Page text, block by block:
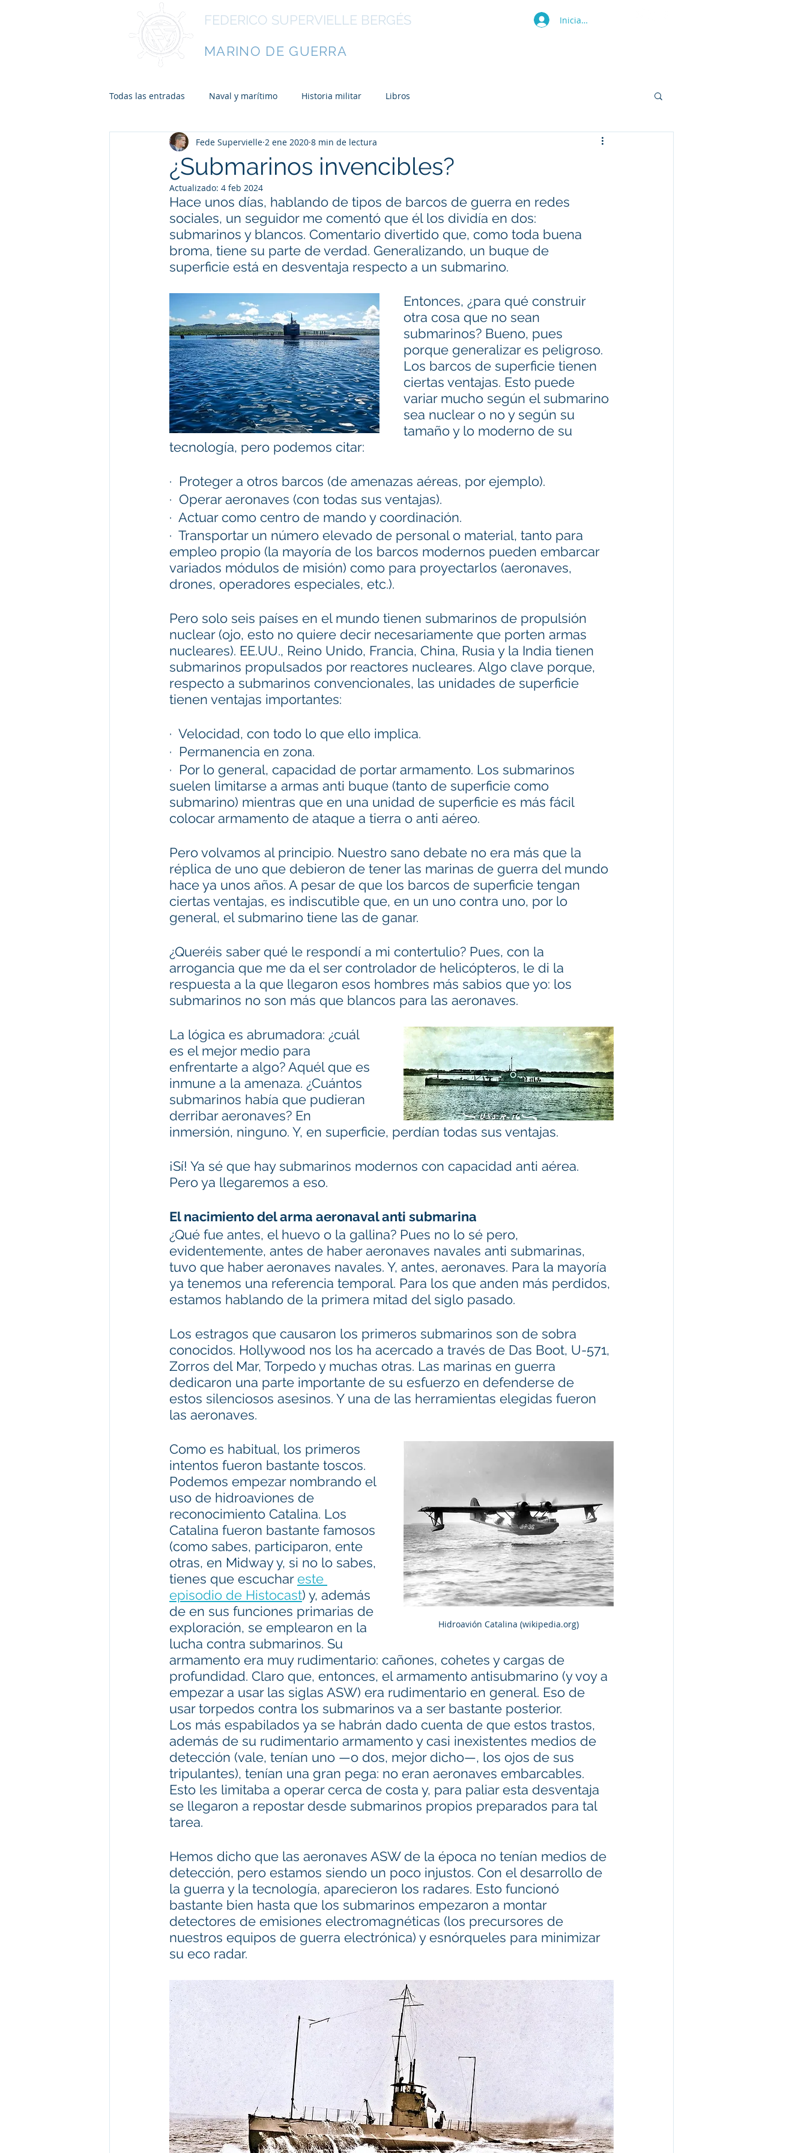
FEDERICO SUPERVIELLE BERGÉS
MARINO DE GUERRA
Iniciar sesión
Todas las entradas Naval y marítimo Historia militar Libros
¿Submarinos invencibles?
Fede Supervielle 2 ene 2020 8 min de lectura
Actualizado: 4 feb 2024
Hace unos días, hablando de tipos de barcos de guerra en redes
sociales, un seguidor me comentó que él los dividía en dos:
submarinos y blancos. Comentario divertido que, como toda buena
broma, tiene su parte de verdad. Generalizando, un buque de
superficie está en desventaja respecto a un submarino.
Entonces, ¿para qué construir
otra cosa que no sean
submarinos? Bueno, pues
porque generalizar es peligroso.
Los barcos de superficie tienen
ciertas ventajas. Esto puede
variar mucho según el submarino
sea nuclear o no y según su
tamaño y lo moderno de su
tecnología, pero podemos citar:
·  Proteger a otros barcos (de amenazas aéreas, por ejemplo).
·  Operar aeronaves (con todas sus ventajas).
·  Actuar como centro de mando y coordinación.
·  Transportar un número elevado de personal o material, tanto para
empleo propio (la mayoría de los barcos modernos pueden embarcar
variados módulos de misión) como para proyectarlos (aeronaves,
drones, operadores especiales, etc.).
Pero solo seis países en el mundo tienen submarinos de propulsión
nuclear (ojo, esto no quiere decir necesariamente que porten armas
nucleares). EE.UU., Reino Unido, Francia, China, Rusia y la India tienen
submarinos propulsados por reactores nucleares. Algo clave porque,
respecto a submarinos convencionales, las unidades de superficie
tienen ventajas importantes:
·  Velocidad, con todo lo que ello implica.
·  Permanencia en zona.
·  Por lo general, capacidad de portar armamento. Los submarinos
suelen limitarse a armas anti buque (tanto de superficie como
submarino) mientras que en una unidad de superficie es más fácil
colocar armamento de ataque a tierra o anti aéreo.
Pero volvamos al principio. Nuestro sano debate no era más que la
réplica de uno que debieron de tener las marinas de guerra del mundo
hace ya unos años. A pesar de que los barcos de superficie tengan
ciertas ventajas, es indiscutible que, en un uno contra uno, por lo
general, el submarino tiene las de ganar.
¿Queréis saber qué le respondí a mi contertulio? Pues, con la
arrogancia que me da el ser controlador de helicópteros, le di la
respuesta a la que llegaron esos hombres más sabios que yo: los
submarinos no son más que blancos para las aeronaves.
La lógica es abrumadora: ¿cuál
es el mejor medio para
enfrentarte a algo? Aquél que es
inmune a la amenaza. ¿Cuántos
submarinos había que pudieran
derribar aeronaves? En
inmersión, ninguno. Y, en superficie, perdían todas sus ventajas.
¡Sí! Ya sé que hay submarinos modernos con capacidad anti aérea.
Pero ya llegaremos a eso.
El nacimiento del arma aeronaval anti submarina
¿Qué fue antes, el huevo o la gallina? Pues no lo sé pero,
evidentemente, antes de haber aeronaves navales anti submarinas,
tuvo que haber aeronaves navales. Y, antes, aeronaves. Para la mayoría
ya tenemos una referencia temporal. Para los que anden más perdidos,
estamos hablando de la primera mitad del siglo pasado.
Los estragos que causaron los primeros submarinos son de sobra
conocidos. Hollywood nos los ha acercado a través de Das Boot, U-571,
Zorros del Mar, Torpedo y muchas otras. Las marinas en guerra
dedicaron una parte importante de su esfuerzo en defenderse de
estos silenciosos asesinos. Y una de las herramientas elegidas fueron
las aeronaves.
Hidroavión Catalina (wikipedia.org)
Como es habitual, los primeros
intentos fueron bastante toscos.
Podemos empezar nombrando el
uso de hidroaviones de
reconocimiento Catalina. Los
Catalina fueron bastante famosos
(como sabes, participaron, ente
otras, en Midway y, si no lo sabes,
tienes que escuchar este
episodio de Histocast) y, además
de en sus funciones primarias de
exploración, se emplearon en la
lucha contra submarinos. Su
armamento era muy rudimentario: cañones, cohetes y cargas de
profundidad. Claro que, entonces, el armamento antisubmarino (y voy a
empezar a usar las siglas ASW) era rudimentario en general. Eso de
usar torpedos contra los submarinos va a ser bastante posterior.
Los más espabilados ya se habrán dado cuenta de que estos trastos,
además de su rudimentario armamento y casi inexistentes medios de
detección (vale, tenían uno —o dos, mejor dicho—, los ojos de sus
tripulantes), tenían una gran pega: no eran aeronaves embarcables.
Esto les limitaba a operar cerca de costa y, para paliar esta desventaja
se llegaron a repostar desde submarinos propios preparados para tal
tarea.
Hemos dicho que las aeronaves ASW de la época no tenían medios de
detección, pero estamos siendo un poco injustos. Con el desarrollo de
la guerra y la tecnología, aparecieron los radares. Esto funcionó
bastante bien hasta que los submarinos empezaron a montar
detectores de emisiones electromagnéticas (los precursores de
nuestros equipos de guerra electrónica) y esnórqueles para minimizar
su eco radar.